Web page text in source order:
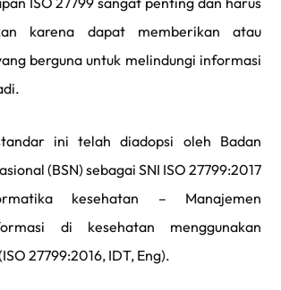
karena dapat memberikan atau
berguna untuk melindungi informasi
ini telah diadopsi oleh Badan
(BSN) sebagai SNI ISO 27799:2017
kesehatan – Manajemen
di kesehatan menggunakan
27799:2016, IDT, Eng).